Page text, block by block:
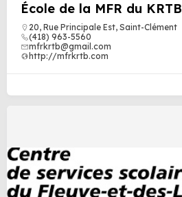
École de la MFR du KRTB
20, Rue Principale Est, Saint-Clément
(418) 963-5560
mfrkrtb@gmail.com
http://mfrkrtb.com